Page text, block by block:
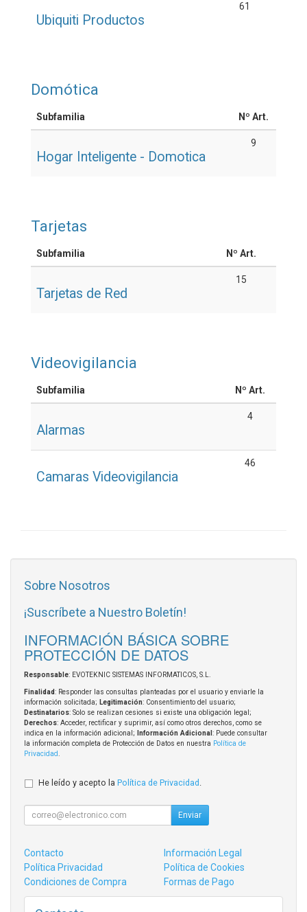
Ubiquiti Productos
61
Domótica
Subfamilia Nº Art.
Hogar Inteligente - Domotica
9
Tarjetas
Subfamilia Nº Art.
Tarjetas de Red
15
Videovigilancia
Subfamilia Nº Art.
Alarmas
4
Camaras Videovigilancia
46
Sobre Nosotros
¡Suscríbete a Nuestro Boletín!
INFORMACIÓN BÁSICA SOBRE
PROTECCIÓN DE DATOS
Responsable: EVOTEKNIC SISTEMAS INFORMATICOS, S.L.
Finalidad: Responder las consultas planteadas por el usuario y enviarle la
información solicitada; Legitimación: Consentimiento del usuario;
Destinatarios: Solo se realizan cesiones si existe una obligación legal;
Derechos: Acceder, rectificar y suprimir, así como otros derechos, como se
indica en la información adicional;
Información Adicional : Puede consultar
la información completa de Protección de Datos en nuestra Política de
Privacidad
He leído y acepto la Política de Privacidad .
Enviar
Contacto
Información Legal
Política Privacidad
Política de Cookies
Condiciones de Compra
Formas de Pago